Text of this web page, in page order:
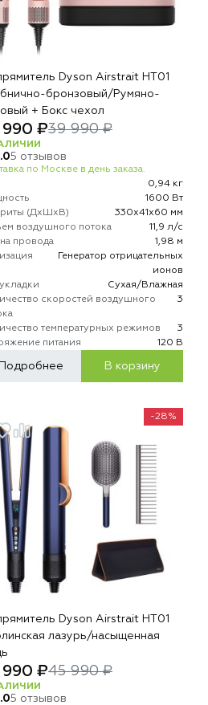
Dyson Airstrait HT01
бронзовый/Румяно-
+ Бокс чехол
990 ₽39 990 ₽
5 отзывов
по Москве в день заказа.
0,94 кг
1600 Вт
(ДхШхВ)
330х41х60 мм
воздушного потока
11,9 л/с
провода
1,98 м
Генератор отрицательных
ионов
Сухая/Влажная
скоростей воздушного
3
температурных режимов
3
питания
120 В
Подробнее В корзину
-28%
Dyson Airstrait HT01
лазурь/насыщенная
990 ₽45 990 ₽
5 отзывов